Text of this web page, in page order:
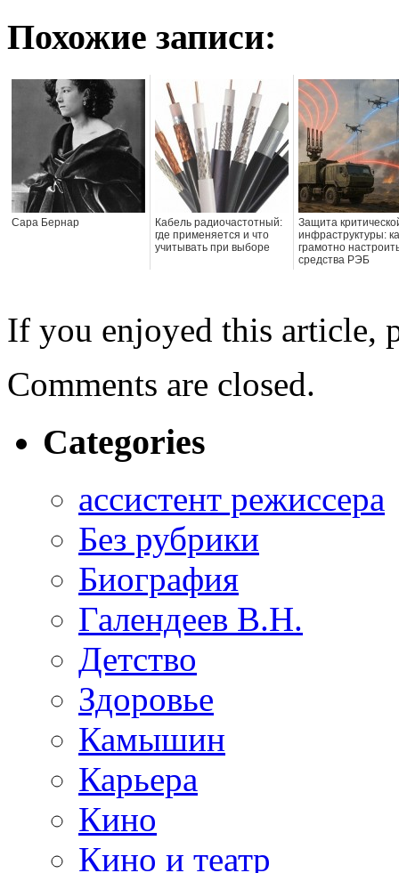
Похожие записи:
Сара Бернар
Кабель радиочастотный:
где применяется и что
учитывать при выборе
Защита
инфраструктуры:
грамотно
средства РЭБ
If you enjoyed this article,
Comments are closed.
Categories
ассистент режиссера
Без рубрики
Биография
Галендеев В.Н.
Детство
Здоровье
Камышин
Карьера
Кино
Кино и театр